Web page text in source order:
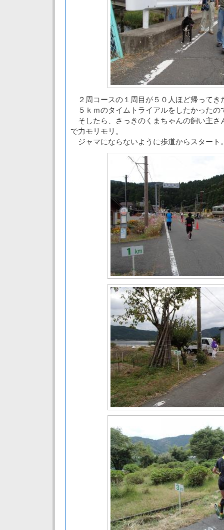
２周コースの１周目が５０人ほど帰って
５ｋｍのタイムトライアルをしたかったの
そしたら、さっきのくまちゃんの飼い主さ
で力モリモリ。
ジャマにならないように歩道からスタート